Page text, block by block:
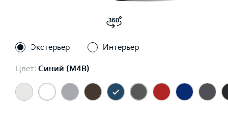
Экстерьер Интерьер
Цвет: Синий (M4B)